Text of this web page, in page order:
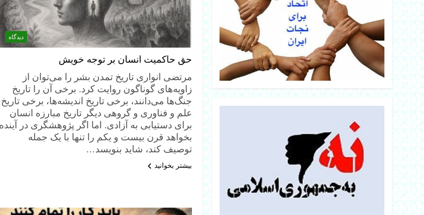
دیدگاه
حق حاکمیت انسان بر توجه خویش
مرتضی انواری تاریخ تمدن بشر را می‌توان از
زاویه‌های گوناگون روایت کرد. برخی آن را تاریخ
جنگ‌ها می‌دانند، برخی تاریخ اندیشه‌ها، برخی تاریخ
علم و فناوری و گروهی دیگر تاریخ مبارزه انسان
برای دستیابی به آزادی. اما اگر پژوهشگری در آینده
بخواهد قرن بیست و یکم را تنها با یک جمله
توصیف کند، شاید بنویسد…
بیشتر بخوانید